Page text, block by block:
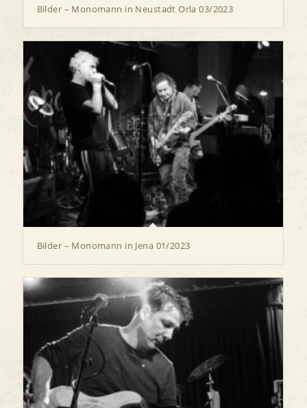
Bilder – Monomann in Neustadt Orla 03/2023
Bilder – Monomann in Jena 01/2023